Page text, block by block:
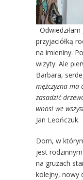
przyjaciółką
na imieniny.
wizyty. Ale
Barbara,
mężczyzna ma
zasadzić
wnosi we
Jan Leończuk.
Dom, w
jest
na gruzach
kolejny, nowy